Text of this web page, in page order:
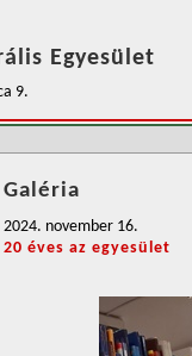
Egyesület
9.
Galéria
2024. november 16.
20 éves az egyesület